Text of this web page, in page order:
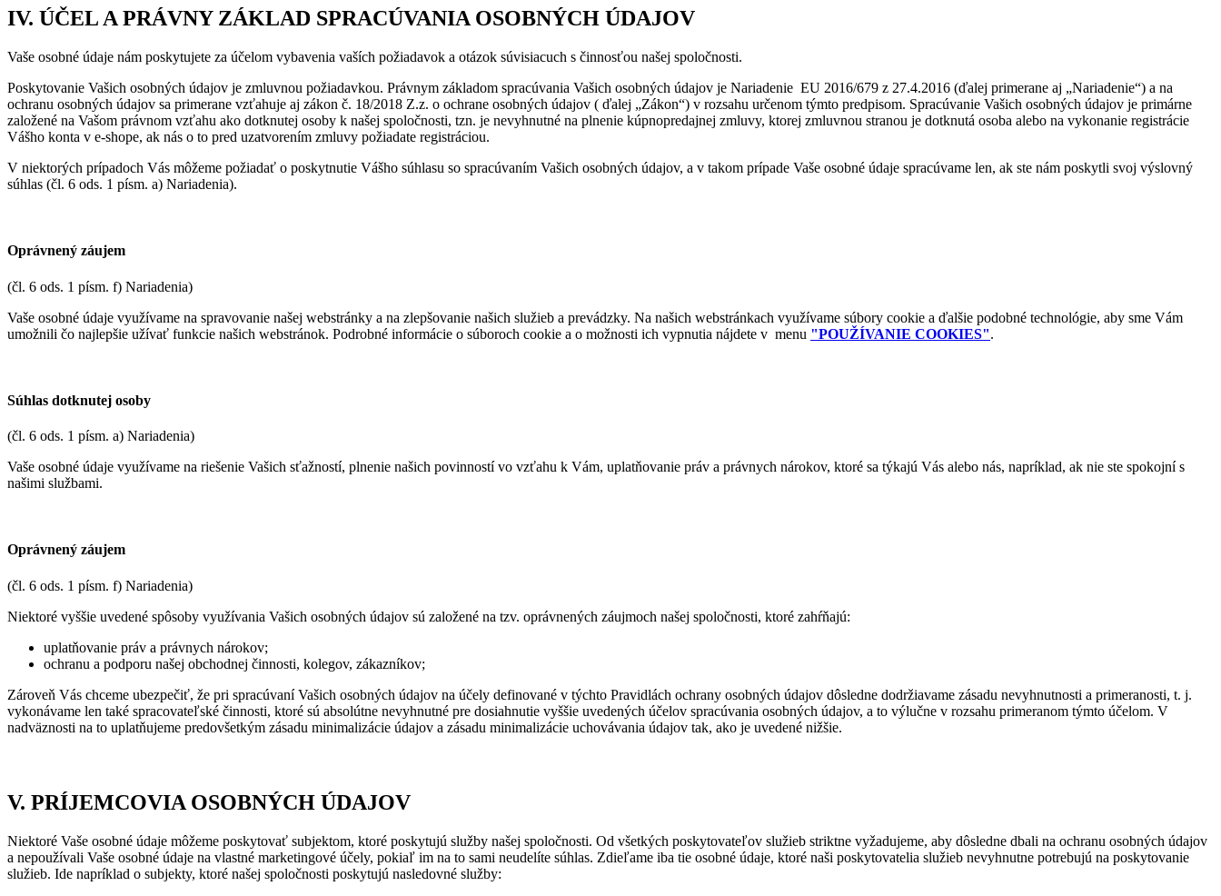
IV. ÚČEL A PRÁVNY ZÁKLAD SPRACÚVANIA OSOBNÝCH ÚDAJOV
Vaše osobné údaje nám poskytujete za účelom vybavenia vaších požiadavok a otázok súvisiacuch s činnosťou našej spoločnosti.
Poskytovanie Vašich osobných údajov je zmluvnou požiadavkou. Právnym základom spracúvania Vašich osobných údajov je Nariadenie EU 2016/679 z 27.4.2016 (ďalej primerane aj „Nariadenie“) a na
ochranu osobných údajov sa primerane vzťahuje aj zákon č. 18/2018 Z.z. o ochrane osobných údajov ( ďalej „Zákon“) v rozsahu určenom týmto predpisom. Spracúvanie Vašich osobných údajov je primárne
založené na Vašom právnom vzťahu ako dotknutej osoby k našej spoločnosti, tzn. je nevyhnutné na plnenie kúpnopredajnej zmluvy, ktorej zmluvnou stranou je dotknutá osoba alebo na vykonanie registrácie
Vášho konta v e-shope, ak nás o to pred uzatvorením zmluvy požiadate registráciou.
V niektorých prípadoch Vás môžeme požiadať o poskytnutie Vášho súhlasu so spracúvaním Vašich osobných údajov, a v takom prípade Vaše osobné údaje spracúvame len, ak ste nám poskytli svoj výslovný
súhlas (čl. 6 ods. 1 písm. a) Nariadenia).
Oprávnený záujem
(čl. 6 ods. 1 písm. f) Nariadenia)
Vaše osobné údaje využívame na spravovanie našej webstránky a na zlepšovanie našich služieb a prevádzky. Na našich webstránkach využívame súbory cookie a ďalšie podobné technológie, aby sme Vám
umožnili čo najlepšie užívať funkcie našich webstránok. Podrobné informácie o súboroch cookie a o možnosti ich vypnutia nájdete v menu "POUŽÍVANIE COOKIES".
Súhlas dotknutej osoby
(čl. 6 ods. 1 písm. a) Nariadenia)
Vaše osobné údaje využívame na riešenie Vašich sťažností, plnenie našich povinností vo vzťahu k Vám, uplatňovanie práv a právnych nárokov, ktoré sa týkajú Vás alebo nás, napríklad, ak nie ste spokojní s
našimi službami.
Oprávnený záujem
(čl. 6 ods. 1 písm. f) Nariadenia)
Niektoré vyššie uvedené spôsoby využívania Vašich osobných údajov sú založené na tzv. oprávnených záujmoch našej spoločnosti, ktoré zahŕňajú:
uplatňovanie práv a právnych nárokov;
ochranu a podporu našej obchodnej činnosti, kolegov, zákazníkov;
Zároveň Vás chceme ubezpečiť, že pri spracúvaní Vašich osobných údajov na účely definované v týchto Pravidlách ochrany osobných údajov dôsledne dodržiavame zásadu nevyhnutnosti a primeranosti, t. j.
vykonávame len také spracovateľské činnosti, ktoré sú absolútne nevyhnutné pre dosiahnutie vyššie uvedených účelov spracúvania osobných údajov, a to výlučne v rozsahu primeranom týmto účelom. V
nadväznosti na to uplatňujeme predovšetkým zásadu minimalizácie údajov a zásadu minimalizácie uchovávania údajov tak, ako je uvedené nižšie.
V. PRÍJEMCOVIA OSOBNÝCH ÚDAJOV
Niektoré Vaše osobné údaje môžeme poskytovať subjektom, ktoré poskytujú služby našej spoločnosti. Od všetkých poskytovateľov služieb striktne vyžadujeme, aby dôsledne dbali na ochranu osobných údajov
a nepoužívali Vaše osobné údaje na vlastné marketingové účely, pokiaľ im na to sami neudelíte súhlas. Zdieľame iba tie osobné údaje, ktoré naši poskytovatelia služieb nevyhnutne potrebujú na poskytovanie
služieb. Ide napríklad o subjekty, ktoré našej spoločnosti poskytujú nasledovné služby: